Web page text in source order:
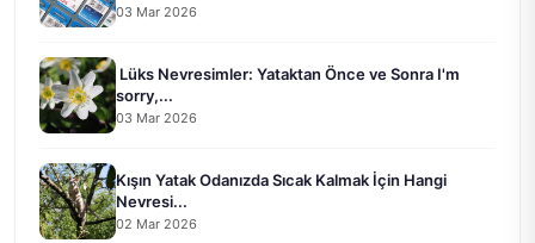
03 Mar 2026
Lüks Nevresimler: Yataktan Önce ve Sonra I'm
sorry,...
03 Mar 2026
Kışın Yatak Odanızda Sıcak Kalmak İçin Hangi
Nevresi...
02 Mar 2026